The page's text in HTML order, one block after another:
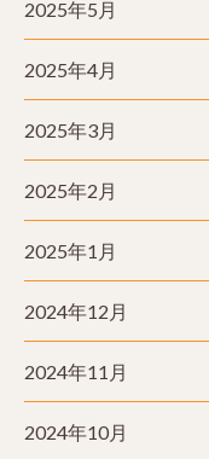
2025年5月
2025年4月
2025年3月
2025年2月
2025年1月
2024年12月
2024年11月
2024年10月